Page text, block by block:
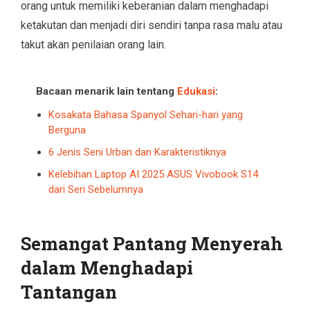
orang untuk memiliki keberanian dalam menghadapi
ketakutan dan menjadi diri sendiri tanpa rasa malu atau
takut akan penilaian orang lain.
Bacaan menarik lain tentang Edukasi:
Kosakata Bahasa Spanyol Sehari-hari yang
Berguna
6 Jenis Seni Urban dan Karakteristiknya
Kelebihan Laptop AI 2025 ASUS Vivobook S14
dari Seri Sebelumnya
Semangat Pantang Menyerah
dalam Menghadapi
Tantangan